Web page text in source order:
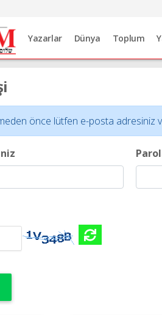
Yazarlar Dünya Toplum
önce lütfen e-posta adresiniz